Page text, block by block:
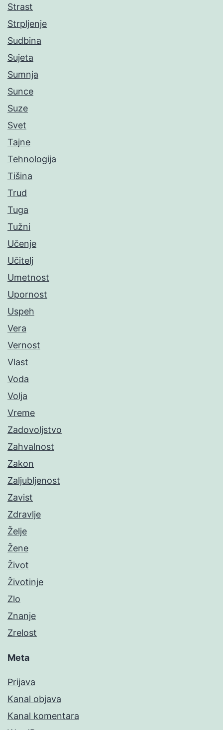
Strast
Strpljenje
Sudbina
Sujeta
Sumnja
Sunce
Suze
Svet
Tajne
Tehnologija
Tišina
Trud
Tuga
Tužni
Učenje
Učitelj
Umetnost
Upornost
Uspeh
Vera
Vernost
Vlast
Voda
Volja
Vreme
Zadovoljstvo
Zahvalnost
Zakon
Zaljubljenost
Zavist
Zdravlje
Želje
Žene
Život
Životinje
Zlo
Znanje
Zrelost
Meta
Prijava
Kanal objava
Kanal komentara